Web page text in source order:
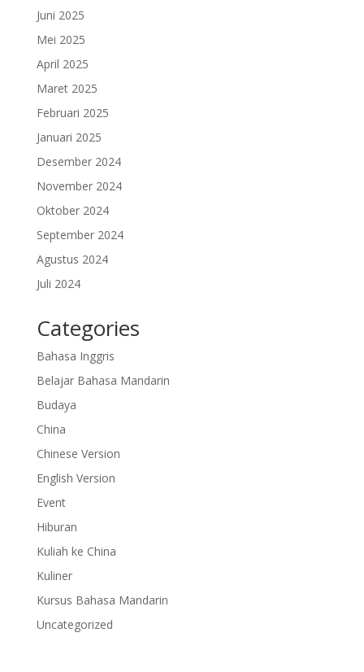
Juni 2025
Mei 2025
April 2025
Maret 2025
Februari 2025
Januari 2025
Desember 2024
November 2024
Oktober 2024
September 2024
Agustus 2024
Juli 2024
Categories
Bahasa Inggris
Belajar Bahasa Mandarin
Budaya
China
Chinese Version
English Version
Event
Hiburan
Kuliah ke China
Kuliner
Kursus Bahasa Mandarin
Uncategorized